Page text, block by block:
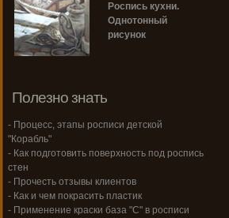
Роспись кухни.
Однотонный
рисунок
Полезно знать
- Процесс, этапы росписи детской
"Корабль"
- Как подготовить поверхность под роспись
стен
- Прочесть отзывы клиентов
- Как и чем покрасить пластик
- Применение краски база "С" в росписи